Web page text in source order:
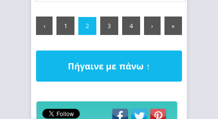
‹ 1 2 3 4 › »
Πήγαινε με πάνω ↑